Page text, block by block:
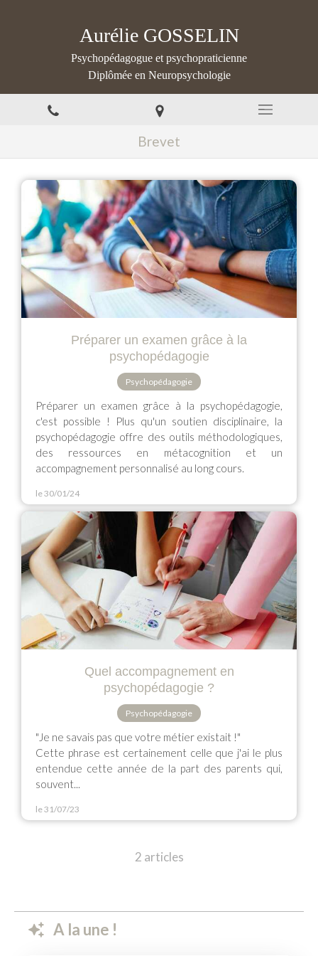
Aurélie GOSSELIN
Psychopédagogue et psychopraticienne
Diplômée en Neuropsychologie
Brevet
Préparer un examen grâce à la
psychopédagogie
Psychopédagogie
Préparer un examen grâce à la psychopédagogie,
c'est possible ! Plus qu'un soutien disciplinaire, la
psychopédagogie offre des outils méthodologiques,
des ressources en métacognition et un
accompagnement personnalisé au long cours.
le 30/01/24
Quel accompagnement en
psychopédagogie ?
Psychopédagogie
"Je ne savais pas que votre métier existait !"
Cette phrase est certainement celle que j'ai le plus
entendue cette année de la part des parents qui,
souvent...
le 31/07/23
2 articles
A la une !